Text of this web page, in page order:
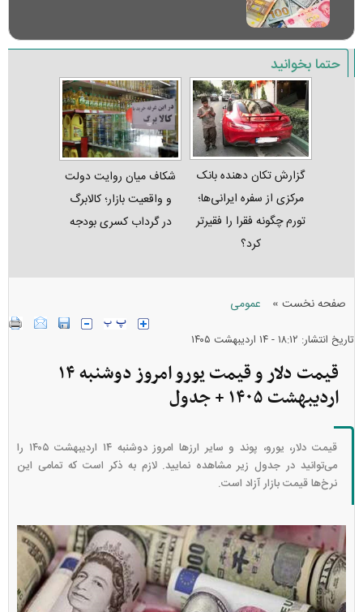
حتما بخوانید
گزارش تکان‌ دهنده بانک
مرکزی از سفره ایرانی‌ها؛
تورم چگونه فقرا را فقیرتر
کرد؟
شکاف میان روایت دولت
و واقعیت بازار؛ کالابرگ
در گرداب کسری بودجه
صفحه نخست » عمومی
تاریخ انتشار: ۱۸:۱۲ - ۱۴ ارديبهشت ۱۴۰۵
قیمت دلار و قیمت یورو امروز دوشنبه ۱۴
اردیبهشت ۱۴۰۵ + جدول
قیمت دلار، یورو، پوند و سایر ارز‌ها امروز دوشنبه ۱۴ اردیبهشت ۱۴۰۵ را
می‌توانید در جدول زیر مشاهده نمایید. لازم به ذکر است که تمامی این
نرخ‌ها قیمت بازار آزاد است.